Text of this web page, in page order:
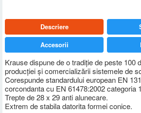
Descriere
Krause dispune de o tradiţie de peste 100
producţiei şi comercializării sistemele de
Corespunde standardului european EN
corcondanta cu EN 61478:2002 categoria
Trepte de 28 x 29 anti alunecare.
Extrem de stabila datorita formei conice.
Accesorii